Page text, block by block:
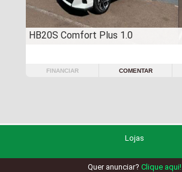
HB20S Comfort Plus 1.0
FINANCIAR COMENTAR
Lojas
Quer anunciar? Clique aqui!